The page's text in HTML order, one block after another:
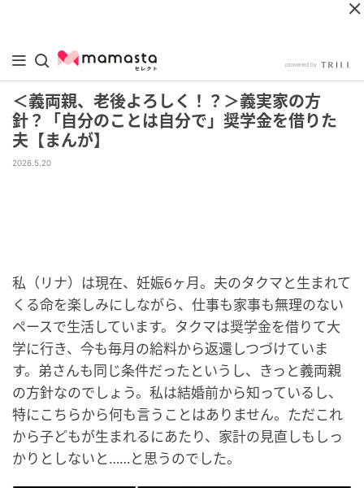
＜義両親、老後よろしく！？＞義実家の方
針？「自分のことは自分で」奨学金を借りた
夫【まんが】
2026.5.20
私（リナ）は現在、妊娠6ヶ月。夫のタクマと生まれて
くる命を楽しみにしながら、仕事も家事も無理のない
ペースで生活しています。タクマは奨学金を借りて大
学に行き、今も毎月の給料から返還しつづけていま
す。弟さんも同じ条件だったというし、きっと義両親
の方針なのでしょう。私は結婚前から知っているし、
特にこちらから何も言うことはありません。ただこれ
から子どもが生まれるにあたり、家計の見直しもしっ
かりとしないと……と思うのでした。